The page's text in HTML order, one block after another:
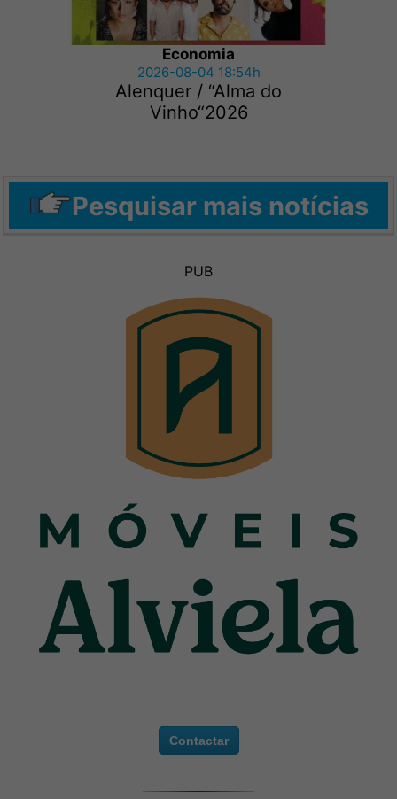
Economia
2026-08-04 18:54h
Alenquer / “Alma do
Vinho“2026
Pesquisar mais notícias
PUB
Contactar